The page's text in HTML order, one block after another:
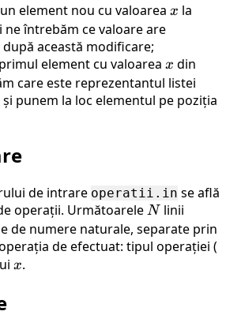
element nou cu valoarea x
x la
întrebăm ce valoare are
această modificare;
element cu valoarea x
x din
care este reprezentantul listei
punem la loc elementul pe poziția
de intrare operatii.in se află
operații. UrmătoareleN
N linii
de numere naturale, separate prin
de efectuat: tipul operației (
x
x.